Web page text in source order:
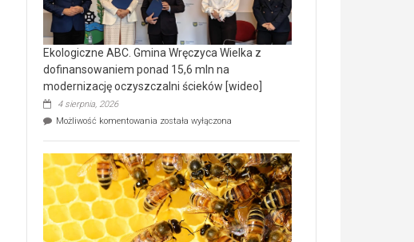
Ekologiczne ABC. Gmina Wręczyca Wielka z
dofinansowaniem ponad 15,6 mln na
modernizację oczyszczalni ścieków [wideo]
4 sierpnia, 2026
Możliwość komentowania Ekologiczne
Wręczyca
Wielka
z
dofinansowaniem
ponad
15,6
mln
została wyłączona